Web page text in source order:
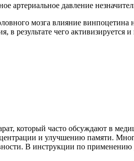
артериальное давление
мозга влияние
результате чего активизируется и
который часто обсуждают в
и улучшению памяти.
В инструкции по